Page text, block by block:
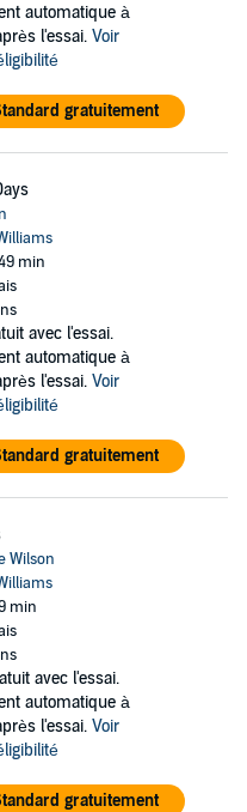
automatique à
l'essai. Voir
gratuitement
min
avec l'essai.
automatique à
l'essai. Voir
gratuitement
Wilson
min
avec l'essai.
automatique à
l'essai. Voir
gratuitement